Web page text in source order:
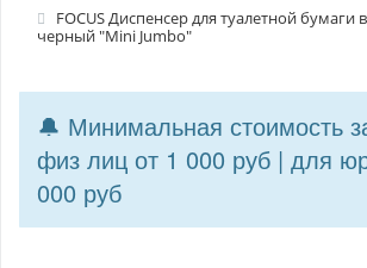
FOCUS Диспенсер для туалетной бумаги
черный "Mini Jumbo"
🔔 Минимальная стоимость
физ лиц от 1 000 руб | для
000 руб